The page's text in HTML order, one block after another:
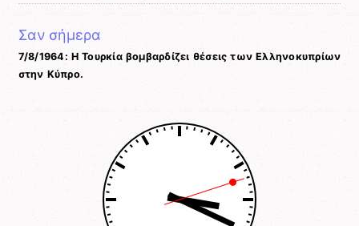
Σαν σήμερα
7/8/1964: Η Τουρκία βομβαρδίζει θέσεις των Ελληνοκυπρίων
στην Κύπρο.